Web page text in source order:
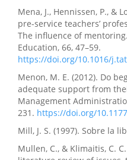
Mena, J., Hennissen, P., &
pre-service teachers’
The influence of
Education, 66, 47–59.
https://doi.org/10.1016/
Menon, M. E. (2012). Do
adequate support from
Management
231. https://doi.org/
Mill, J. S. (1997). Sobre la
Mullen, C., & Klimaitis, C.